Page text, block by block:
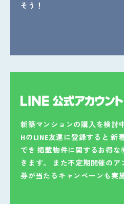
そう！
新築マンションの購入を検討
HのLINE友達に登録すると 新
でき 掲載物件に関するお得な
きます。
また不定期開催のア
券が当たるキャンペーンも実